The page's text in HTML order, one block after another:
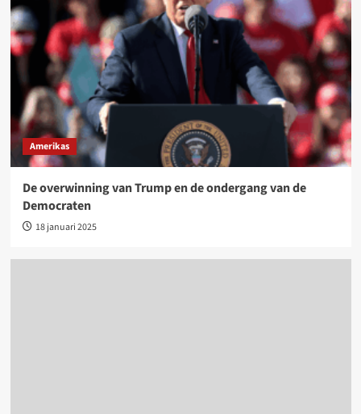
Amerikas
De overwinning van Trump en de ondergang van de
Democraten
18 januari 2025